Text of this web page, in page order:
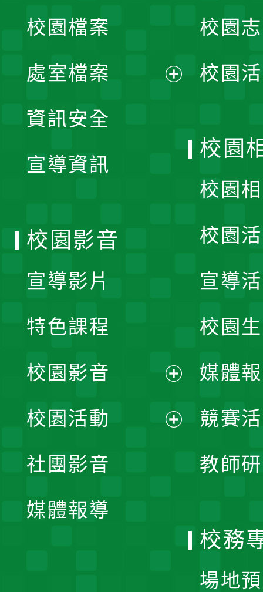
單
校園檔案
處室檔案
資訊安全
宣導資訊
校園
校園
校園
校園
校園
宣導
校園
媒體
競賽
教師
校園影音
宣導影片
特色課程
校園影音
開
校園活動
社團影音
媒體報導
校務
場地